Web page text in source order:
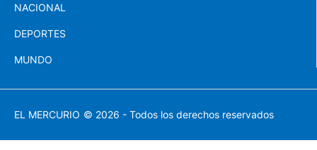
NACIONAL
DEPORTES
MUNDO
EL MERCURIO © 2026 - Todos los derechos reservados